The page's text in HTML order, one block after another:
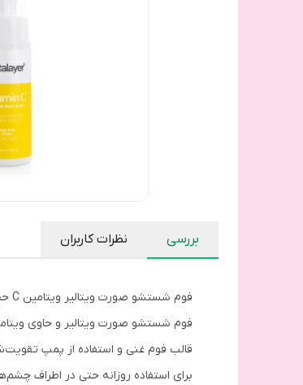
بررسی نظرات کاربران
فوم شستشو صورت ویتالیر ویتامین C حجم 150 میلی لیتر
قالب فوم غنی و استفاده از پمپ
برای استفاده روزانه حتی در اطراف